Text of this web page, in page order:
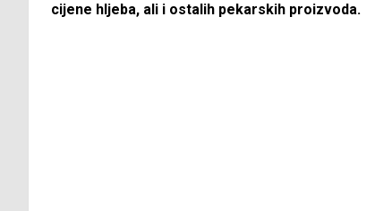
cijene hljeba, ali i ostalih pekarskih proizvoda.